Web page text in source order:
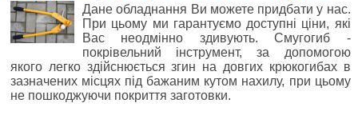
Дане обладнання Ви можете придбати у нас.
При цьому ми гарантуємо доступні ціни, які
Вас неодмінно здивують. Смугогиб -
покрівельний інструмент, за допомогою
якого легко здійснюється згин на довгих крюкогибах в
зазначених місцях під бажаним кутом нахилу, при цьому
не пошкоджуючи покриття заготовки.